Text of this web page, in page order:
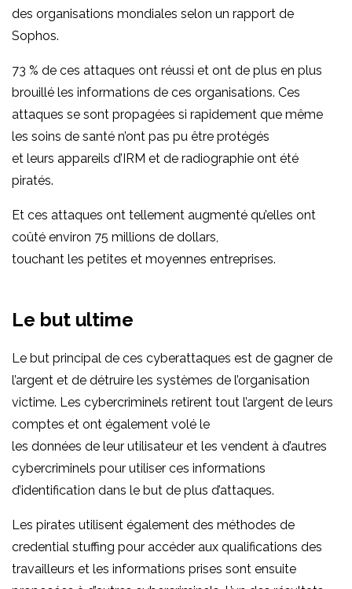
des organisations mondiales selon un rapport de
Sophos.
73 % de ces attaques ont réussi et ont de plus en plus
brouillé les informations de ces organisations. Ces
attaques se sont propagées si rapidement que même
les soins de santé n’ont pas pu être protégés
et leurs appareils d’IRM et de radiographie ont été
piratés.
Et ces attaques ont tellement augmenté qu’elles ont
coûté environ 75 millions de dollars,
touchant les petites et moyennes entreprises.
Le but ultime
Le but principal de ces cyberattaques est de gagner de
l’argent et de détruire les systèmes de l’organisation
victime. Les cybercriminels retirent tout l’argent de leurs
comptes et ont également volé le
les données de leur utilisateur et les vendent à d’autres
cybercriminels pour utiliser ces informations
d’identification dans le but de plus d’attaques.
Les pirates utilisent également des méthodes de
credential stuffing pour accéder aux qualifications des
travailleurs et les informations prises sont ensuite